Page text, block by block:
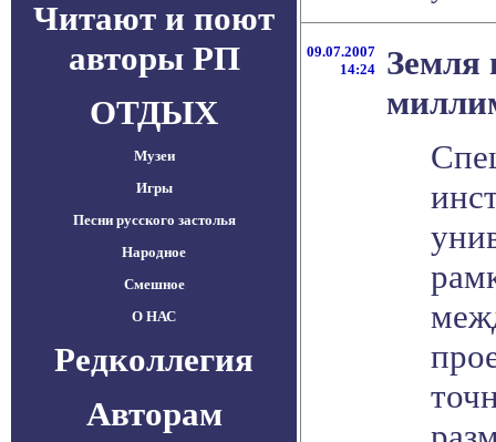
Читают и поют
авторы РП
ОТДЫХ
Музеи
Игры
Песни русского застолья
Народное
Смешное
О НАС
Редколлегия
Авторам
09.07.2007
14:24
Земля